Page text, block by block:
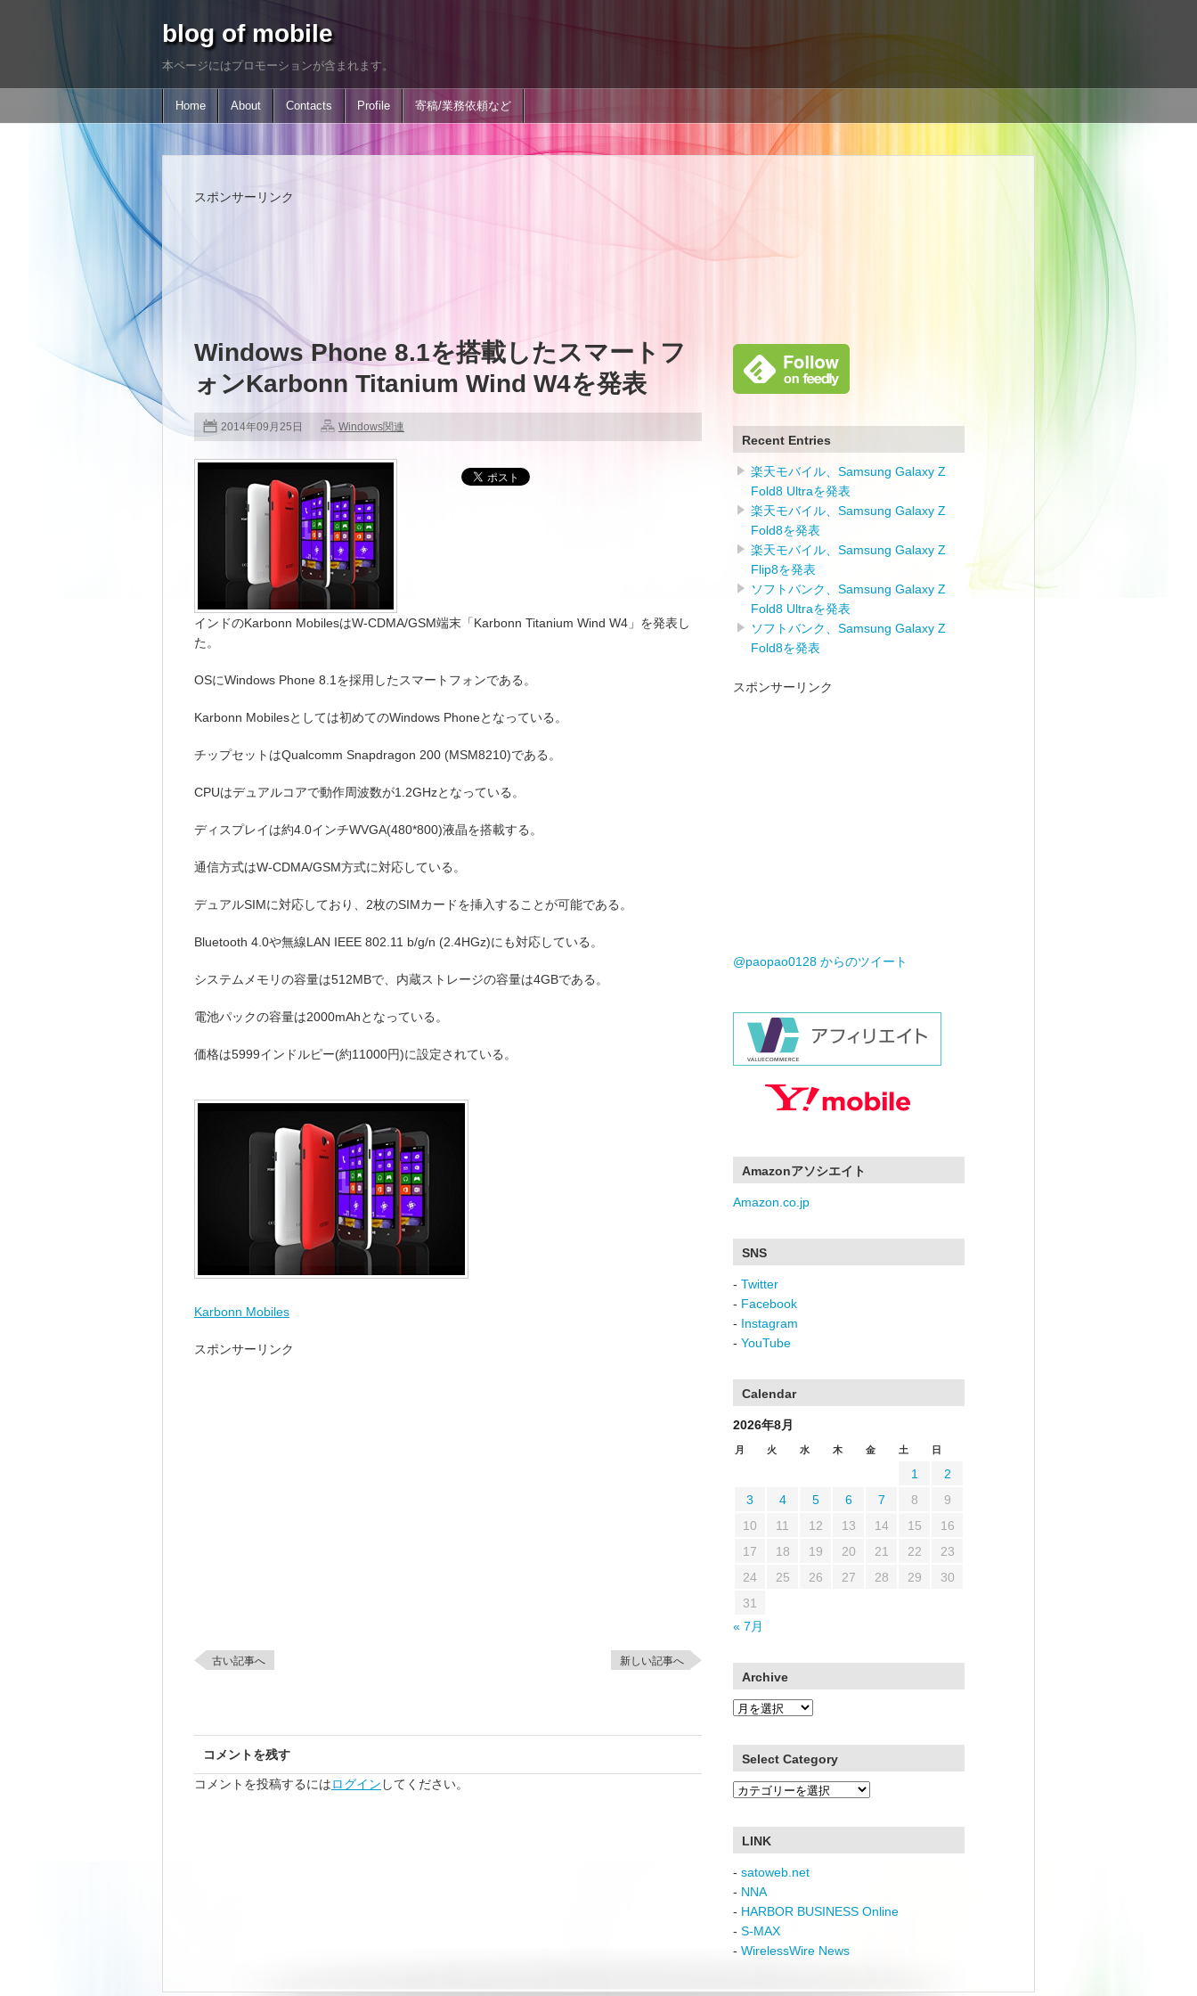
blog of mobile
本ページにはプロモーションが含まれます。
Home About Contacts Profile 寄稿/業務依頼など
スポンサーリンク
Windows Phone 8.1を搭載したスマートフ
ォンKarbonn Titanium Wind W4を発表
2014年09月25日 Windows関連
インドのKarbonn MobilesはW-CDMA/GSM端末「Karbonn Titanium Wind W4」を発表し
た。
OSにWindows Phone 8.1を採用したスマートフォンである。
Karbonn Mobilesとしては初めてのWindows Phoneとなっている。
チップセットはQualcomm Snapdragon 200 (MSM8210)である。
CPUはデュアルコアで動作周波数が1.2GHzとなっている。
ディスプレイは約4.0インチWVGA(480*800)液晶を搭載する。
通信方式はW-CDMA/GSM方式に対応している。
デュアルSIMに対応しており、2枚のSIMカードを挿入することが可能である。
Bluetooth 4.0や無線LAN IEEE 802.11 b/g/n (2.4HGz)にも対応している。
システムメモリの容量は512MBで、内蔵ストレージの容量は4GBである。
電池パックの容量は2000mAhとなっている。
価格は5999インドルピー(約11000円)に設定されている。
Karbonn Mobiles
スポンサーリンク
古い記事へ 新しい記事へ
コメントを残す
コメントを投稿するにはログイン してください。
Recent Entries
楽天モバイル、Samsung Galaxy Z
Fold8 Ultraを発表
楽天モバイル、Samsung Galaxy Z
Fold8を発表
楽天モバイル、Samsung Galaxy Z
Flip8を発表
ソフトバンク、Samsung Galaxy Z
Fold8 Ultraを発表
ソフトバンク、Samsung Galaxy Z
Fold8を発表
スポンサーリンク
@paopao0128 からのツイート
Amazonアソシエイト
Amazon.co.jp
SNS
- Twitter
- Facebook
- Instagram
- YouTube
Calendar
2026年8月
月 火 水 木 金 土 日
1
2
3
4 5 6 7 8
9
10
11 12 13 14 15
16
17
18 19 20 21 22
23
24
25 26 27 28 29
30
31
« 7月
Archive
Archive
Select Category
Select
LINK
- satoweb.net
- NNA
- HARBOR BUSINESS Online
- S-MAX
- WirelessWire News